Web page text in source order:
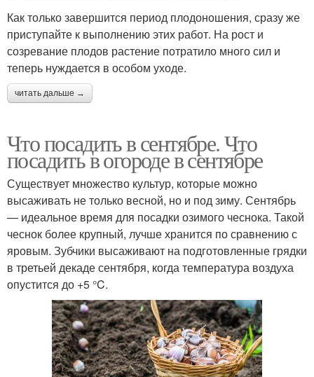
Как только завершится период плодоношения, сразу же
приступайте к выполнению этих работ. На рост и
созревание плодов растение потратило много сил и
теперь нуждается в особом уходе.
читать дальше →
Что посадить в сентябре. Что
посадить в огороде в сентябре
Существует множество культур, которые можно
высаживать не только весной, но и под зиму. Сентябрь
— идеальное время для посадки озимого чеснока. Такой
чеснок более крупный, лучше хранится по сравнению с
яровым. Зубчики высаживают на подготовленные грядки
в третьей декаде сентября, когда температура воздуха
опустится до +5 °C.